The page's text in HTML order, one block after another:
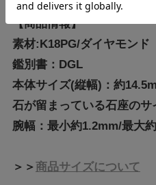
【商品情報】
素材:K18PG/ダイヤモンド
鑑別書：DGL
本体サイズ(縦幅)：約
石が留まっている石座の
腕幅：最小約1.2mm/最大
＞＞商品サイズについて